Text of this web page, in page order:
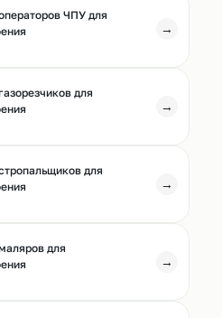
ЧПУ для
→
для
→
для
→
для
→